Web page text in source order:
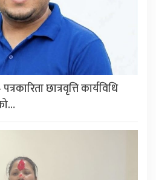
छात्रवृत्ति कार्यविधि